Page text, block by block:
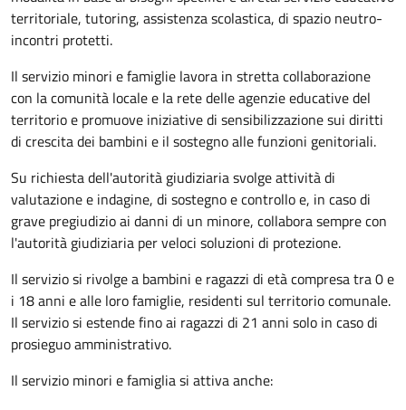
territoriale, tutoring, assistenza scolastica, di spazio neutro-
incontri protetti.
Il servizio minori e famiglie lavora in stretta collaborazione
con la comunità locale e la rete delle agenzie educative del
territorio e promuove iniziative di sensibilizzazione sui diritti
di crescita dei bambini e il sostegno alle funzioni genitoriali.
Su richiesta dell'autorità giudiziaria svolge attività di
valutazione e indagine, di sostegno e controllo e, in caso di
grave pregiudizio ai danni di un minore, collabora sempre con
l'autorità giudiziaria per veloci soluzioni di protezione.
Il servizio si rivolge a bambini e ragazzi di età compresa tra 0 e
i 18 anni e alle loro famiglie, residenti sul territorio comunale.
Il servizio si estende fino ai ragazzi di 21 anni solo in caso di
prosieguo amministrativo.
Il servizio minori e famiglia si attiva anche: